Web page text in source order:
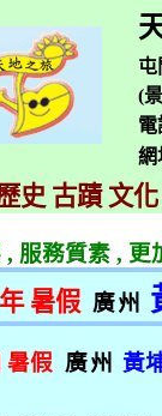
屯
(
電
史 古蹟 文
, 服務質素, 更
年 暑假 廣州
暑假 廣州 黃